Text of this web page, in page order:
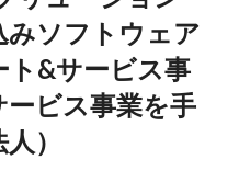
みソフトウェア
ト&サービス事
ビス事業を手
）